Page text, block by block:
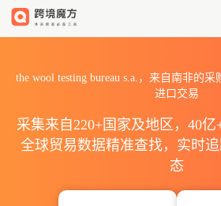
the wool testing bureau s.a.，来自南非的
进口交易
采集来自220+国家及地区，40亿
全球贸易数据精准查找，实时
态